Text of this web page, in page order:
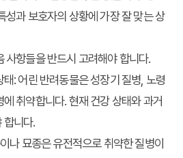
성과 보호자의 상황에 가장 잘 맞는 상
사항들을 반드시 고려해야 합니다.
태:어린 반려동물은 성장기 질병, 노령
취약합니다. 현재 건강 상태와 과거
합니다.
나 묘종은 유전적으로 취약한 질병이